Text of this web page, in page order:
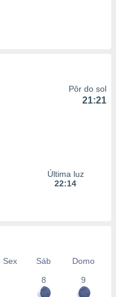
Pôr do sol
21:21
Última luz
22:14
Sex Sáb
Domo
8
9